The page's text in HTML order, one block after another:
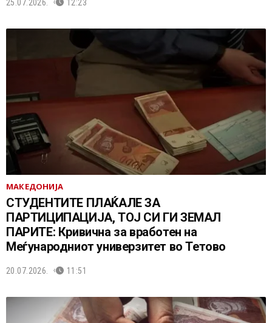
25.07.2026. 12:23
МАКЕДОНИЈА
СТУДЕНТИТЕ ПЛАЌАЛЕ ЗА
ПАРТИЦИПАЦИЈА, ТОЈ СИ ГИ ЗЕМАЛ
ПАРИТЕ: Кривична за вработен на
Меѓународниот универзитет во Тетово
20.07.2026. 11:51